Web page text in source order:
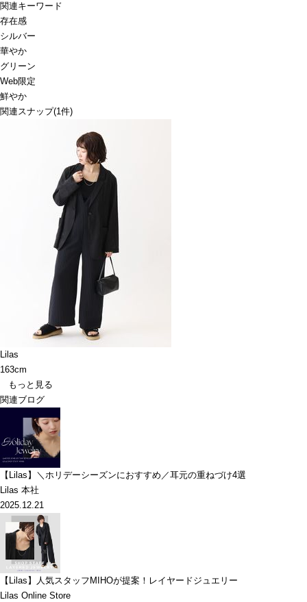
関連キーワード
存在感
シルバー
華やか
グリーン
Web限定
鮮やか
関連スナップ(1件)
Lilas
163cm
もっと見る
関連ブログ
【Lilas】＼ホリデーシーズンにおすすめ／耳元の重ねづけ4選
Lilas 本社
2025.12.21
【Lilas】人気スタッフMIHOが提案！レイヤードジュエリー
Lilas Online Store